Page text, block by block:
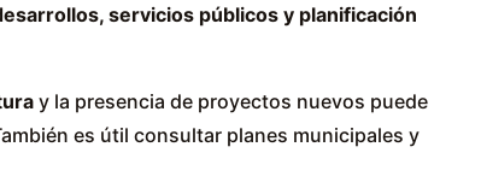
servicios públicos y planificación
y la presencia de proyectos nuevos puede
es útil consultar planes municipales y